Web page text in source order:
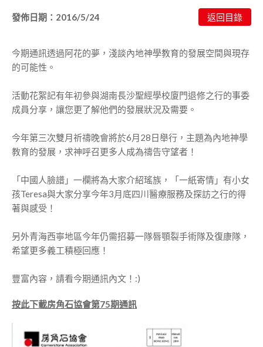
發佈日期：2016/5/24
今期通訊透過阿花的夢，淺談內地神學教育的發展空間與現存
的可能性。
活動花絮記有年初參與湖南長沙聖經學校廈門退修之行的事委
成員分享，讓您更了解他們的發展狀況及需要。
今年第三次雙月祈禱晚會將於6月28日舉行，主題為內地神學
教育的發展，求神呼召更多人成為禱告守望者！
「中國人臉譜」一欄將為大家介紹瑤族，「一紙寄情」有小女
孩Teresa與大家分享今年3月底四川醫療服務及探訪之行的得
著與感受！
另外青海西寧地區今年仍需招募一隊唇顎裂手術隊及復康隊，
希望更多義工積極回應！
豐富內容，請看今期通訊內文！:)
按此下載房角石協會第75期通訊